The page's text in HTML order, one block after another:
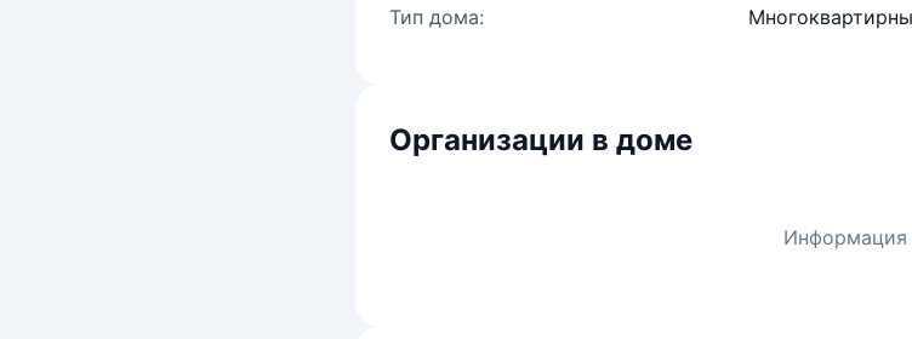
Тип дома:
Организации в доме
Информация